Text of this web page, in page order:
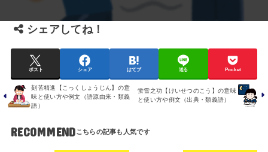
シェアしてね！
ポスト シェア はてブ 送る Pocket
刻苦精進【こっくしょうじん】の意
味と使い方や例文（語源由来・類義
語）
蛍雪之功【けいせつのこう】の意味
と使い方や例文（出典・類義語）
RECOMMEND